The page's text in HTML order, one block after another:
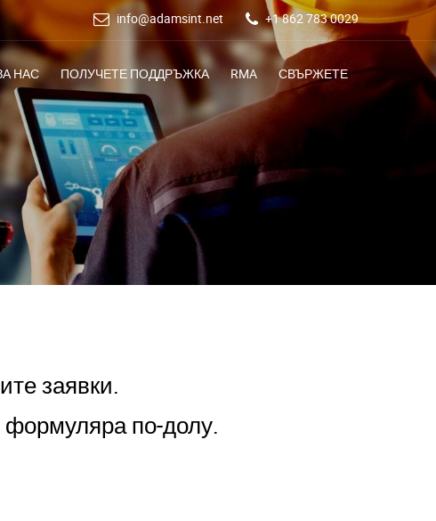
info@adamsint.net +1 862 783 0029
НАС ПОЛУЧЕТЕ ПОДДРЪЖКА RMA СВЪРЖЕТЕ
заявки.
по-долу.